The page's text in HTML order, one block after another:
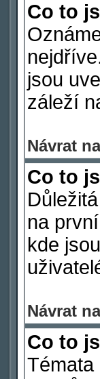
Co to
jsou
záleží
Návrat
Co to
na
kde
Návrat
Co to
Témata